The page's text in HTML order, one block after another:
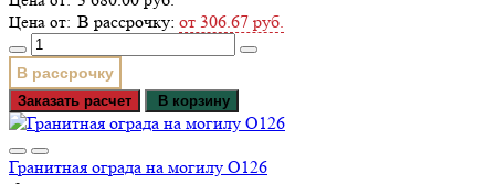
В рассрочку: от 306.67 руб.
В рассрочку
Заказать расчет В корзину
Гранитная ограда на могилу О126